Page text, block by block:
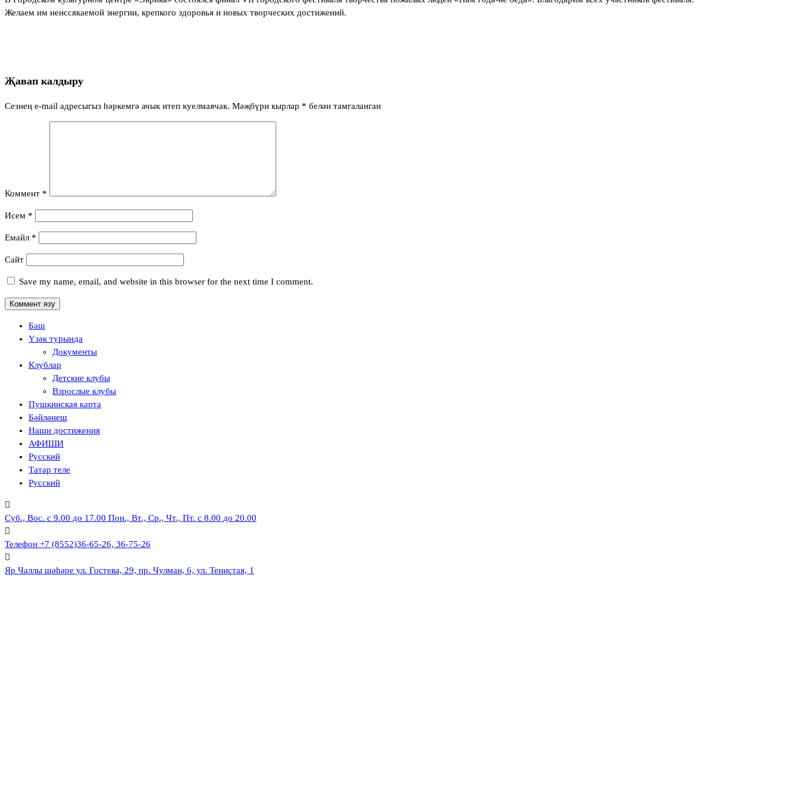
Желаем им неиссякаемой энергии, крепкого здоровья и новых творческих достижений.
Җавап калдыру
Сезнең e-mail адресыгыз һәркемгә ачык итеп куелмаячак. Мәҗбүри кырлар * белән тамгаланган
Коммент *
Исем *
Емайл *
Сайт
Save my name, email, and website in this browser for the next time I comment.
Баш
Үзәк турында
Документы
Клублар
Детские клубы
Взрослые клубы
Пушкинская карта
Бәйләнеш
Наши достижения
АФИШИ
Русский
Татар теле
Русский
Суб., Вос. с 9.00 до 17.00 Пон., Вт., Ср., Чт., Пт. с 8.00 до 20.00
Телефон +7 (8552)36-65-26, 36-75-26
Яр Чаллы шәһәре ул. Гостева, 29, пр. Чулман, 6, ул. Тенистая, 1